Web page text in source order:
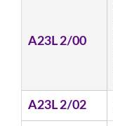
A23L 2/00
A23L 2/02